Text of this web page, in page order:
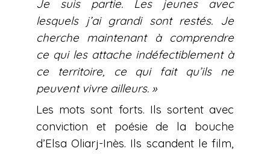
Je suis partie. Les jeunes avec
lesquels j’ai grandi sont restés. Je
cherche maintenant à comprendre
ce qui les attache indéfectiblement à
ce territoire, ce qui fait qu’ils ne
peuvent vivre ailleurs. »
Les mots sont forts. Ils sortent avec
conviction et poésie de la bouche
d’Elsa Oliarj-Inès. Ils scandent le film,